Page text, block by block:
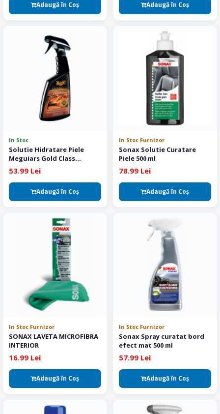
Adaugă în Coş Adaugă în Coş
In Stoc
Solutie Hidratare Piele
Meguiars Gold Class
Leather Conditioner
53.99 Lei
Adaugă în Coş
In Stoc Furnizor
Sonax Solutie Curatare
Piele 500 ml
78.99 Lei
Adaugă în Coş
In Stoc Furnizor
SONAX LAVETA MICROFIBRA
INTERIOR
16.99 Lei
Adaugă în Coş
In Stoc Furnizor
Sonax Spray curatat bord
efect mat 500 ml
57.99 Lei
Adaugă în Coş